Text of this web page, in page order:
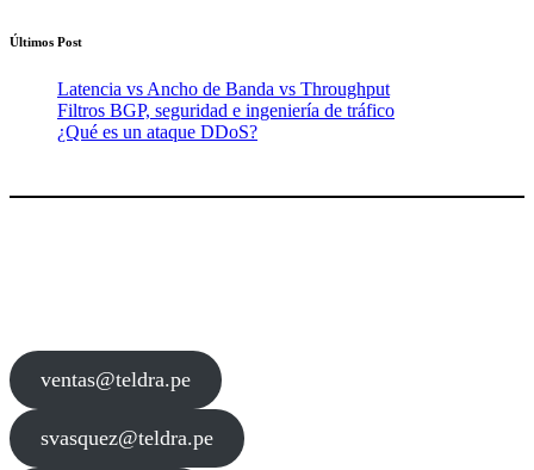
Últimos Post
Latencia vs Ancho de Banda vs Throughput
Filtros BGP, seguridad e ingeniería de tráfico
¿Qué es un ataque DDoS?
ventas@teldra.pe
svasquez@teldra.pe